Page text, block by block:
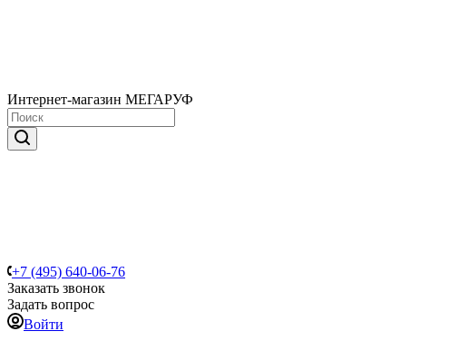
Интернет-магазин МЕГАРУФ
+7 (495) 640-06-76
Заказать звонок
Задать вопрос
Войти